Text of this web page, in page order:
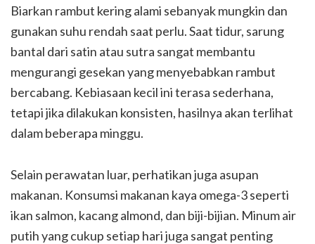
Biarkan rambut kering alami sebanyak mungkin dan
gunakan suhu rendah saat perlu. Saat tidur, sarung
bantal dari satin atau sutra sangat membantu
mengurangi gesekan yang menyebabkan rambut
bercabang. Kebiasaan kecil ini terasa sederhana,
tetapi jika dilakukan konsisten, hasilnya akan terlihat
dalam beberapa minggu.
Selain perawatan luar, perhatikan juga asupan
makanan. Konsumsi makanan kaya omega-3 seperti
ikan salmon, kacang almond, dan biji-bijian. Minum air
putih yang cukup setiap hari juga sangat penting